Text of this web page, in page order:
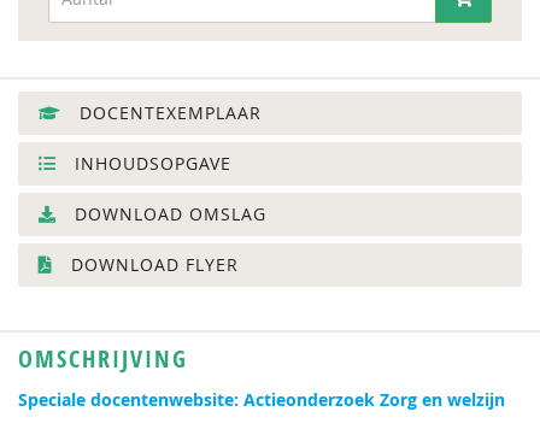
DOCENTEXEMPLAAR
INHOUDSOPGAVE
DOWNLOAD OMSLAG
DOWNLOAD FLYER
OMSCHRIJVING
Speciale docentenwebsite: Actieonderzoek Zorg en welzijn